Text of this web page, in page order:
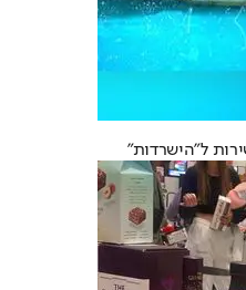
ל״הישרדות״